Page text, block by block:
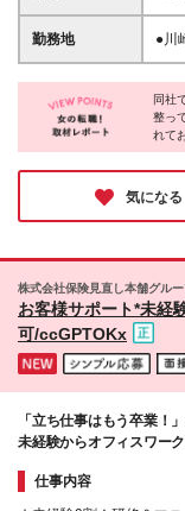
ヶ
12
※時
試用
勤務地
●川
580
ラ
た便利なビ
務地
同社
整っ
れて
庭を
修が
働き
気になる
株式会社保険見直し本舗グル
お客様サポート*未経
可/ccGPTOKx
「立ち仕事はもう卒業！
未経験からオフィスワーク
仕事内容